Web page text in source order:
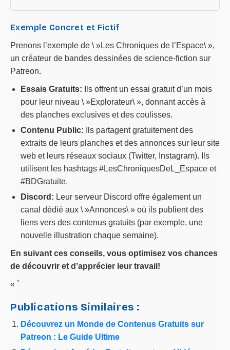
Exemple Concret et Fictif
Prenons l’exemple de \ »Les Chroniques de l’Espace\ »,
un créateur de bandes dessinées de science-fiction sur
Patreon.
Essais Gratuits: Ils offrent un essai gratuit d’un mois
pour leur niveau \ »Explorateur\ », donnant accès à
des planches exclusives et des coulisses.
Contenu Public: Ils partagent gratuitement des
extraits de leurs planches et des annonces sur leur site
web et leurs réseaux sociaux (Twitter, Instagram). Ils
utilisent les hashtags #LesChroniquesDeL_Espace et
#BDGratuite.
Discord: Leur serveur Discord offre également un
canal dédié aux \ »Annonces\ » où ils publient des
liens vers des contenus gratuits (par exemple, une
nouvelle illustration chaque semaine).
En suivant ces conseils, vous optimisez vos chances
de découvrir et d’apprécier leur travail!
« `
Publications Similaires :
Découvrez un Monde de Contenus Gratuits sur
Patreon : Le Guide Ultime